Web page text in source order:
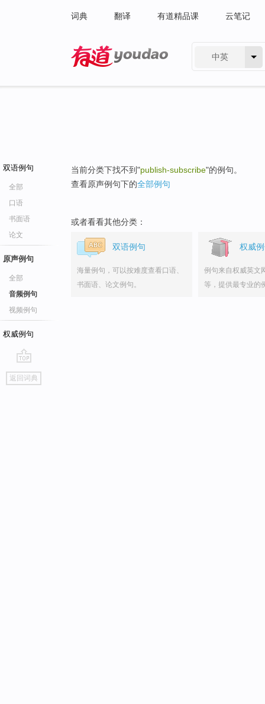
词典 翻译 有道精品课 云笔记
中英
双语例句
全部
口语
书面语
论文
原声例句
全部
音频例句
视频例句
权威例句
go
top
返回词典
当前分类下找不到"publish-subscribe"的例句。
查看原声例句下的全部例句
或者看看其他分类：
双语例句
海量例句，可以按难度查看口语、
书面语、论文例句。
权威
例句来自权威英文
等，提供最专业的